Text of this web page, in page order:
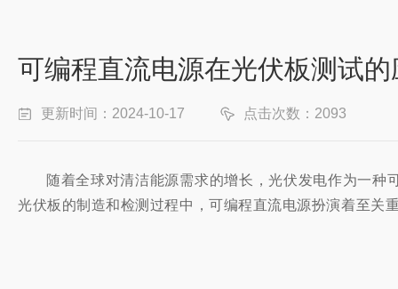
可编程直流电源在光伏板测试的
更新时间：2024-10-17 点击次数：2093
随着全球对清洁能源需求的增长，光伏发电作为一种
光伏板的制造和检测过程中，可编程直流电源扮演着至关